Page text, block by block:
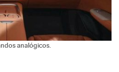
analógicos.